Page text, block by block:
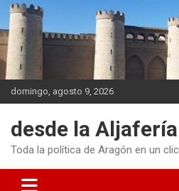
Saltar
contenido
domingo, agosto 9, 2026
desde la Aljafería
Toda la política de Aragón en un clic